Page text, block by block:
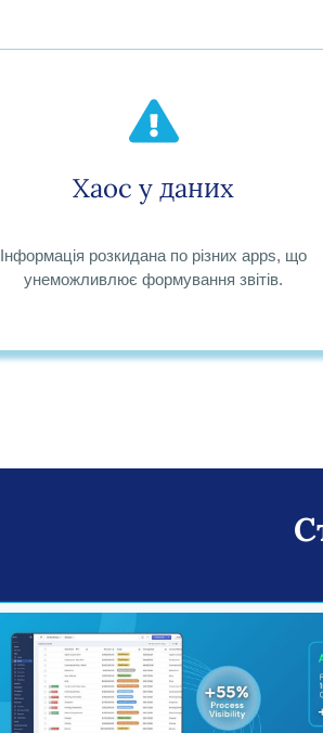
Хаос у даних
Інформація розкидана по різних apps, що
унеможливлює формування звітів.